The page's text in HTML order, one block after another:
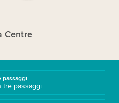
Centre
passaggi
tre passaggi